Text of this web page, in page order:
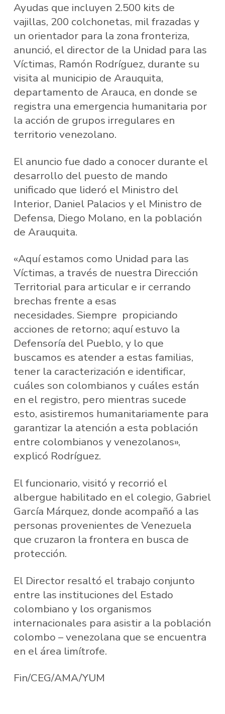
Ayudas que incluyen 2.500 kits de
vajillas, 200 colchonetas, mil frazadas y
un orientador para la zona fronteriza,
anunció, el director de la Unidad para las
Víctimas, Ramón Rodríguez, durante su
visita al municipio de Arauquita,
departamento de Arauca, en donde se
registra una emergencia humanitaria por
la acción de grupos irregulares en
territorio venezolano.
El anuncio fue dado a conocer durante el
desarrollo del puesto de mando
unificado que lideró el Ministro del
Interior, Daniel Palacios y el Ministro de
Defensa, Diego Molano, en la población
de Arauquita.
«Aquí estamos como Unidad para las
Víctimas, a través de nuestra Dirección
Territorial para articular e ir cerrando
brechas frente a esas
necesidades. Siempre propiciando
acciones de retorno; aquí estuvo la
Defensoría del Pueblo, y lo que
buscamos es atender a estas familias,
tener la caracterización e identificar,
cuáles son colombianos y cuáles están
en el registro, pero mientras sucede
esto, asistiremos humanitariamente para
garantizar la atención a esta población
entre colombianos y venezolanos»,
explicó Rodríguez.
El funcionario, visitó y recorrió el
albergue habilitado en el colegio, Gabriel
García Márquez, donde acompañó a las
personas provenientes de Venezuela
que cruzaron la frontera en busca de
protección.
El Director resaltó el trabajo conjunto
entre las instituciones del Estado
colombiano y los organismos
internacionales para asistir a la población
colombo – venezolana que se encuentra
en el área limítrofe.
Fin/CEG/AMA/YUM